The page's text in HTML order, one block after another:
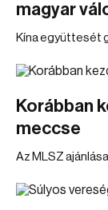
magyar
Kína együttesét
Korábban
meccse
Az MLSZ